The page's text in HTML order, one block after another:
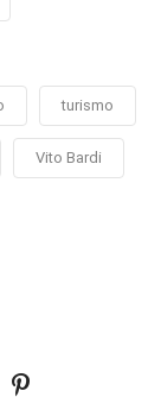
turismo
Vito Bardi